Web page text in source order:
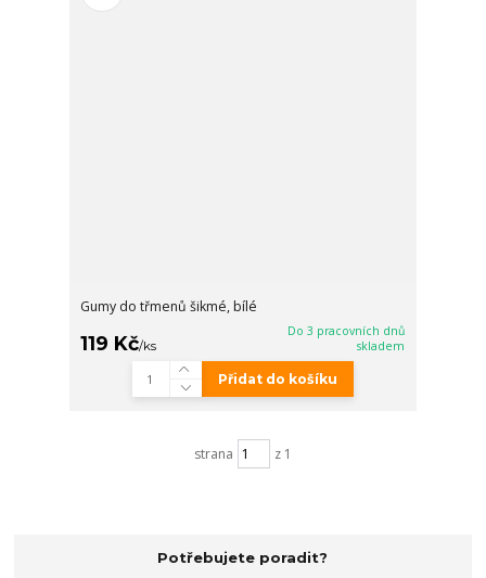
Gumy do třmenů šikmé, bílé
119 Kč/ks
Do 3 pracovních dnů
skladem
Přidat do košíku
strana z 1
Potřebujete poradit?